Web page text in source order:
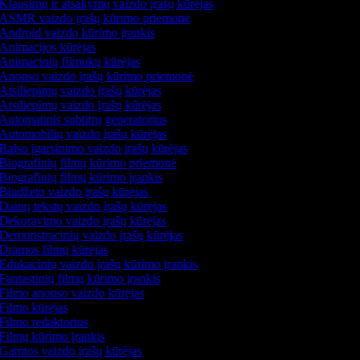
ir atsakymų vaizdo įrašų kūrėjas
vaizdo įrašų kūrimo priemonė
vaizdo kūrimo įrankis
kūrėjas
filmukų kūrėjas
vaizdo įrašų kūrimo priemonė
vaizdo įrašų kūrėjas
vaizdo įrašų kūrėjas
subtitrų generatorius
vaizdo įrašų kūrėjas
įgarsinimo vaizdo įrašų kūrėjas
filmų kūrimo priemonė
filmų kūrimo įrankis
vaizdo įrašų kūrėjas
tekstų vaizdo įrašų kūrėjas
vaizdo įrašų kūrėjas
vaizdo įrašų kūrėjas
filmų kūrėjas
vaizdo įrašų kūrimo įrankis
filmų kūrimo įrankis
anonso vaizdo kūrėjas
kūrėjas
redaktorius
kūrimo įrankis
vaizdo įrašų kūrėjas